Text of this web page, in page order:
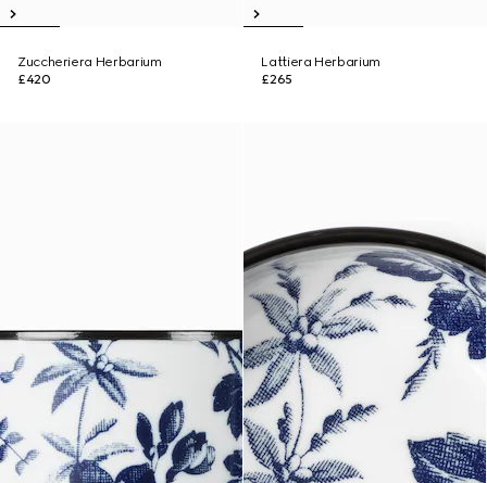
Zuccheriera Herbarium
£420
Lattiera Herbarium
£265